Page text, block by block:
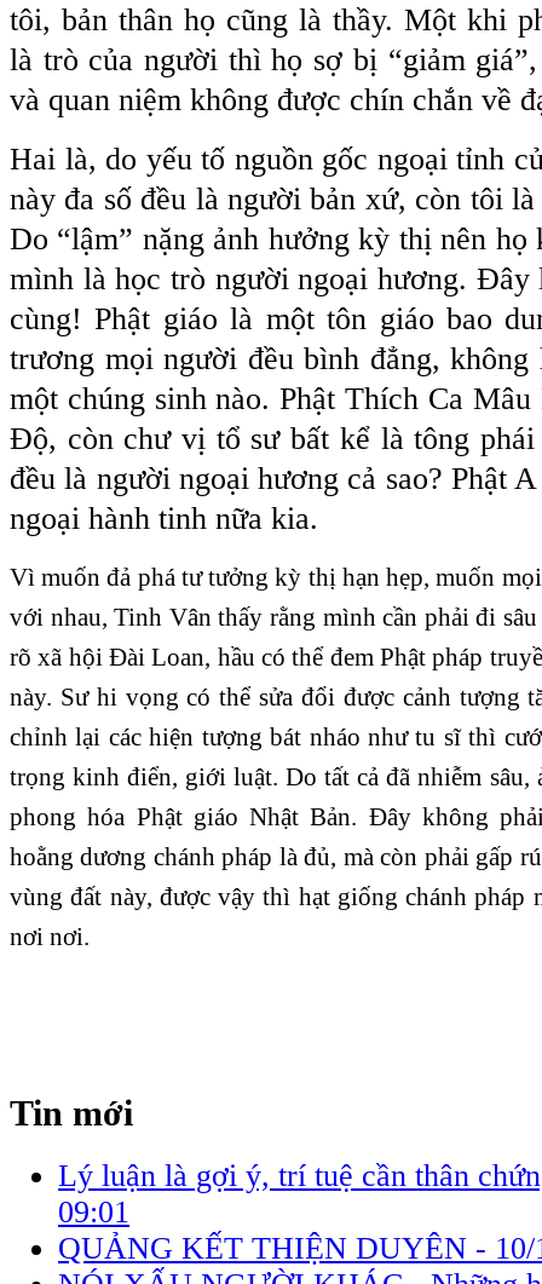
tôi, bản thân họ cũng là thầy. Một khi
là trò của người thì họ sợ bị “giảm
và quan niệm không được chín chắn về
Hai là, do yếu tố nguồn gốc ngoại tỉnh
này đa số đều là người bản xứ, còn tôi
Do “lậm” nặng ảnh hưởng kỳ thị nên họ
mình là học trò người ngoại hương. Đây
cùng! Phật giáo là một tôn giáo bao
trương mọi người đều bình đẳng,
một chúng sinh nào. Phật Thích Ca
Độ, còn chư vị tổ sư bất kể là tông phái
đều là người ngoại hương cả sao? Phật
ngoại hành tinh nữa kia.
Vì muốn đả phá tư tưởng kỳ thị hạn hẹp, muốn
với nhau, Tinh Vân thấy rằng mình cần phải đi
rõ xã hội Đài Loan, hầu có thể đem Phật pháp
này. Sư hi vọng có thể sửa đổi được cảnh tượng
chỉnh lại các hiện tượng bát nháo như tu sĩ thì
trọng kinh điển, giới luật. Do tất cả đã nhiễm sâu,
phong hóa Phật giáo Nhật Bản. Đây không
hoằng dương chánh pháp là đủ, mà còn phải gấp
vùng đất này, được vậy thì hạt giống chánh pháp
nơi nơi.
Tin mới
Lý luận là gợi ý, trí tuệ cần thân
09:01
QUẢNG KẾT THIỆN DUYÊN -